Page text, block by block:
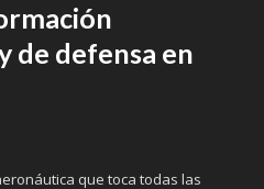
de defensa en
que toca todas las